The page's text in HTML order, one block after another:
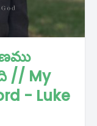
// My
- Luke